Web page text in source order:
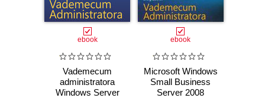
ebook
Vademecum
administratora
Windows Server
ebook
Microsoft Windows
Small Business
Server 2008